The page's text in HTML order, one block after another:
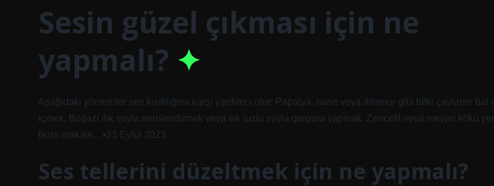
Sesin güzel çıkması için ne
yapmalı?
Aşağıdaki yöntemler ses kısıklığına karşı yardımcı olur: Papatya, nane veya ıhlamur gibi bitki çaylarını bal
içmek. Boğazı ılık suyla nemlendirmek veya ılık tuzlu suyla gargara yapmak. Zencefil veya meyan kökü
fazla makale…•21 Eylül 2023
Ses tellerini düzeltmek için ne yapmalı?